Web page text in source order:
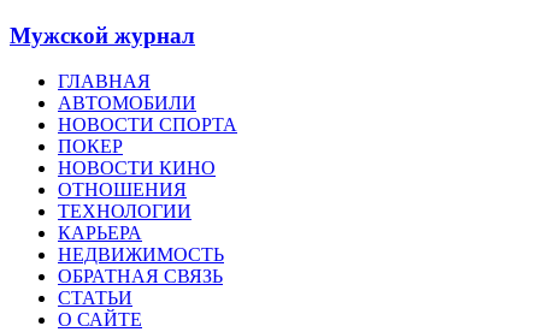
Мужской журнал
ГЛАВНАЯ
АВТОМОБИЛИ
НОВОСТИ СПОРТА
ПОКЕР
НОВОСТИ КИНО
ОТНОШЕНИЯ
ТЕХНОЛОГИИ
КАРЬЕРА
НЕДВИЖИМОСТЬ
ОБРАТНАЯ СВЯЗЬ
СТАТЬИ
О САЙТЕ